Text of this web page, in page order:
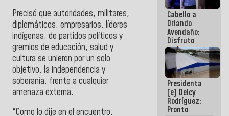
Precisó que autoridades,‎ militares,‎
diplomáticos,‎ empresarios,‎ líderes‎
indígenas,‎ de partidos‎ políticos‎ y‎
gremios‎ de‎ educación,‎ salud‎ y‎
cultura se unieron por‎ un‎ solo‎
objetivo,‎ la‎ independencia‎ y‎
soberanía,‎ frente‎ a‎ cualquier‎
amenaza‎ externa.
“Como‎ lo‎ dije en el encuentro,
Cabello a
Orlando
Avendaño:
Disfruto
cada vez
que escribes
porque lo
que haces
es
embarrarla
Presidenta
(e) Delcy
Rodríguez:
Pronto